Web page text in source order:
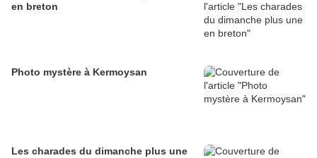
en breton
Photo mystère à Kermoysan
Les charades du dimanche plus une